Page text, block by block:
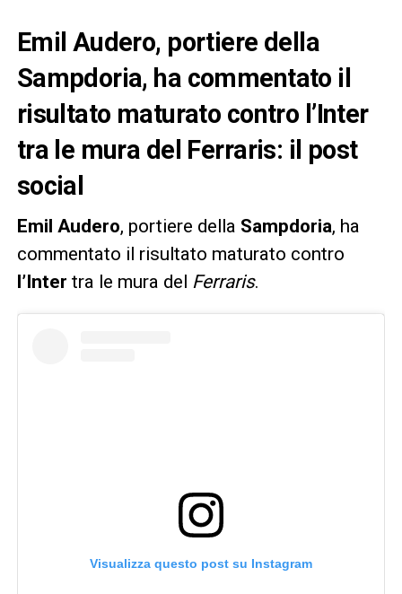
Emil Audero, portiere della
Sampdoria, ha commentato il
risultato maturato contro l’Inter
tra le mura del Ferraris: il post
social
Emil Audero, portiere della Sampdoria, ha
commentato il risultato maturato contro
l’Inter tra le mura del Ferraris.
Visualizza questo post su Instagram